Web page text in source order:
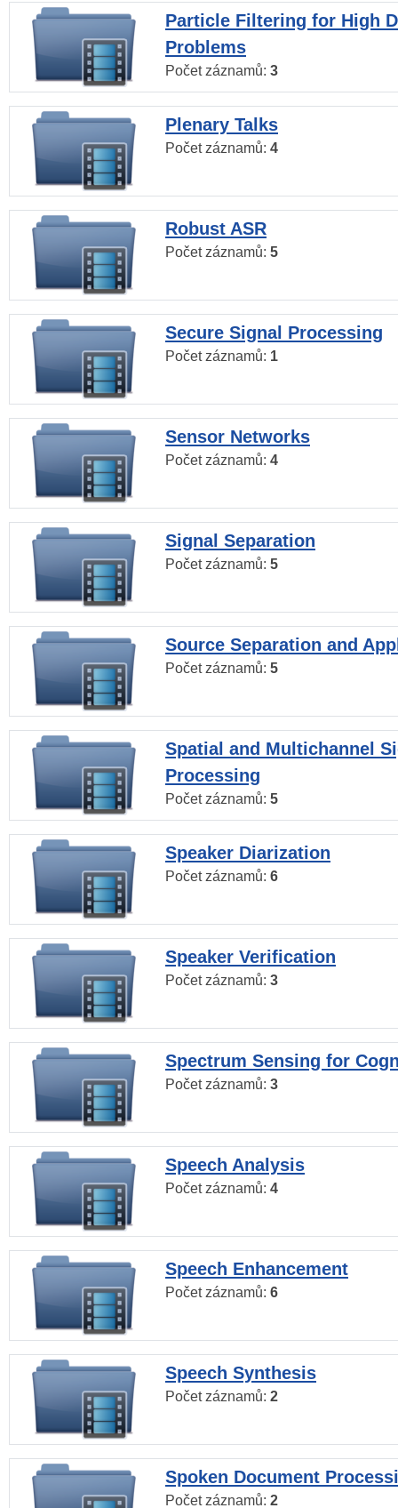
Particle Filtering for High
Problems
Počet záznamů: 3
Plenary Talks
Počet záznamů: 4
Robust ASR
Počet záznamů: 5
Secure Signal Processing
Počet záznamů: 1
Sensor Networks
Počet záznamů: 4
Signal Separation
Počet záznamů: 5
Source Separation and
Počet záznamů: 5
Spatial and Multichannel
Processing
Počet záznamů: 5
Speaker Diarization
Počet záznamů: 6
Speaker Verification
Počet záznamů: 3
Spectrum Sensing for
Počet záznamů: 3
Speech Analysis
Počet záznamů: 4
Speech Enhancement
Počet záznamů: 6
Speech Synthesis
Počet záznamů: 2
Spoken Document
Počet záznamů: 2